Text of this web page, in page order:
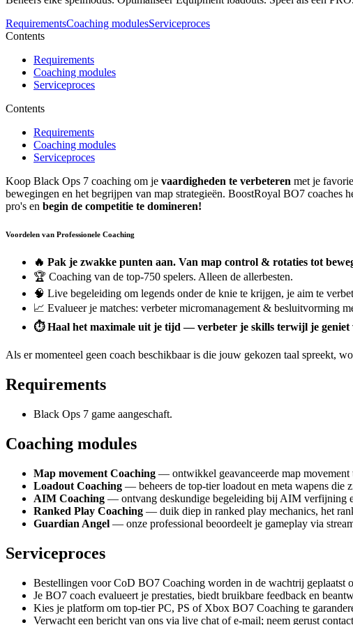
RequirementsCoaching modulesServiceproces
Contents
Requirements
Coaching modules
Serviceproces
Contents
Requirements
Coaching modules
Serviceproces
Koop Black Ops 7 coaching om je vaardigheden te verbeteren met je
bewegingen en het begrijpen van map strategieën. BoostRoyal BO7 coaches
pro's en begin de competitie te domineren!
Voordelen van Professionele Coaching
🔥 Pak je zwakke punten aan. Van map control & rotaties tot
🏆 Coaching van de top-750 spelers. Alleen de allerbesten.
🧠 Live begeleiding om legends onder de knie te krijgen, je aim te
📈 Evalueer je matches: verbeter micromanagement & besluitvorming
⏱️ Haal het maximale uit je tijd — verbeter je skills terwijl je geniet
Als er momenteel geen coach beschikbaar is die jouw gekozen taal spreekt,
Requirements
Black Ops 7 game aangeschaft.
Coaching modules
Map movement Coaching — ontwikkel geavanceerde map movement
Loadout Coaching — beheers de top-tier loadout en meta wapens die
AIM Coaching — ontvang deskundige begeleiding bij AIM verfijning
Ranked Play Coaching — duik diep in ranked play mechanics, het
Guardian Angel — onze professional beoordeelt je gameplay via
Serviceproces
Bestellingen voor CoD BO7 Coaching worden in de wachtrij geplaatst
Je BO7 coach evalueert je prestaties, biedt bruikbare feedback en
Kies je platform om top-tier PC, PS of Xbox BO7 Coaching te
Verwacht een bericht van ons via live chat of e-mail; neem gerust